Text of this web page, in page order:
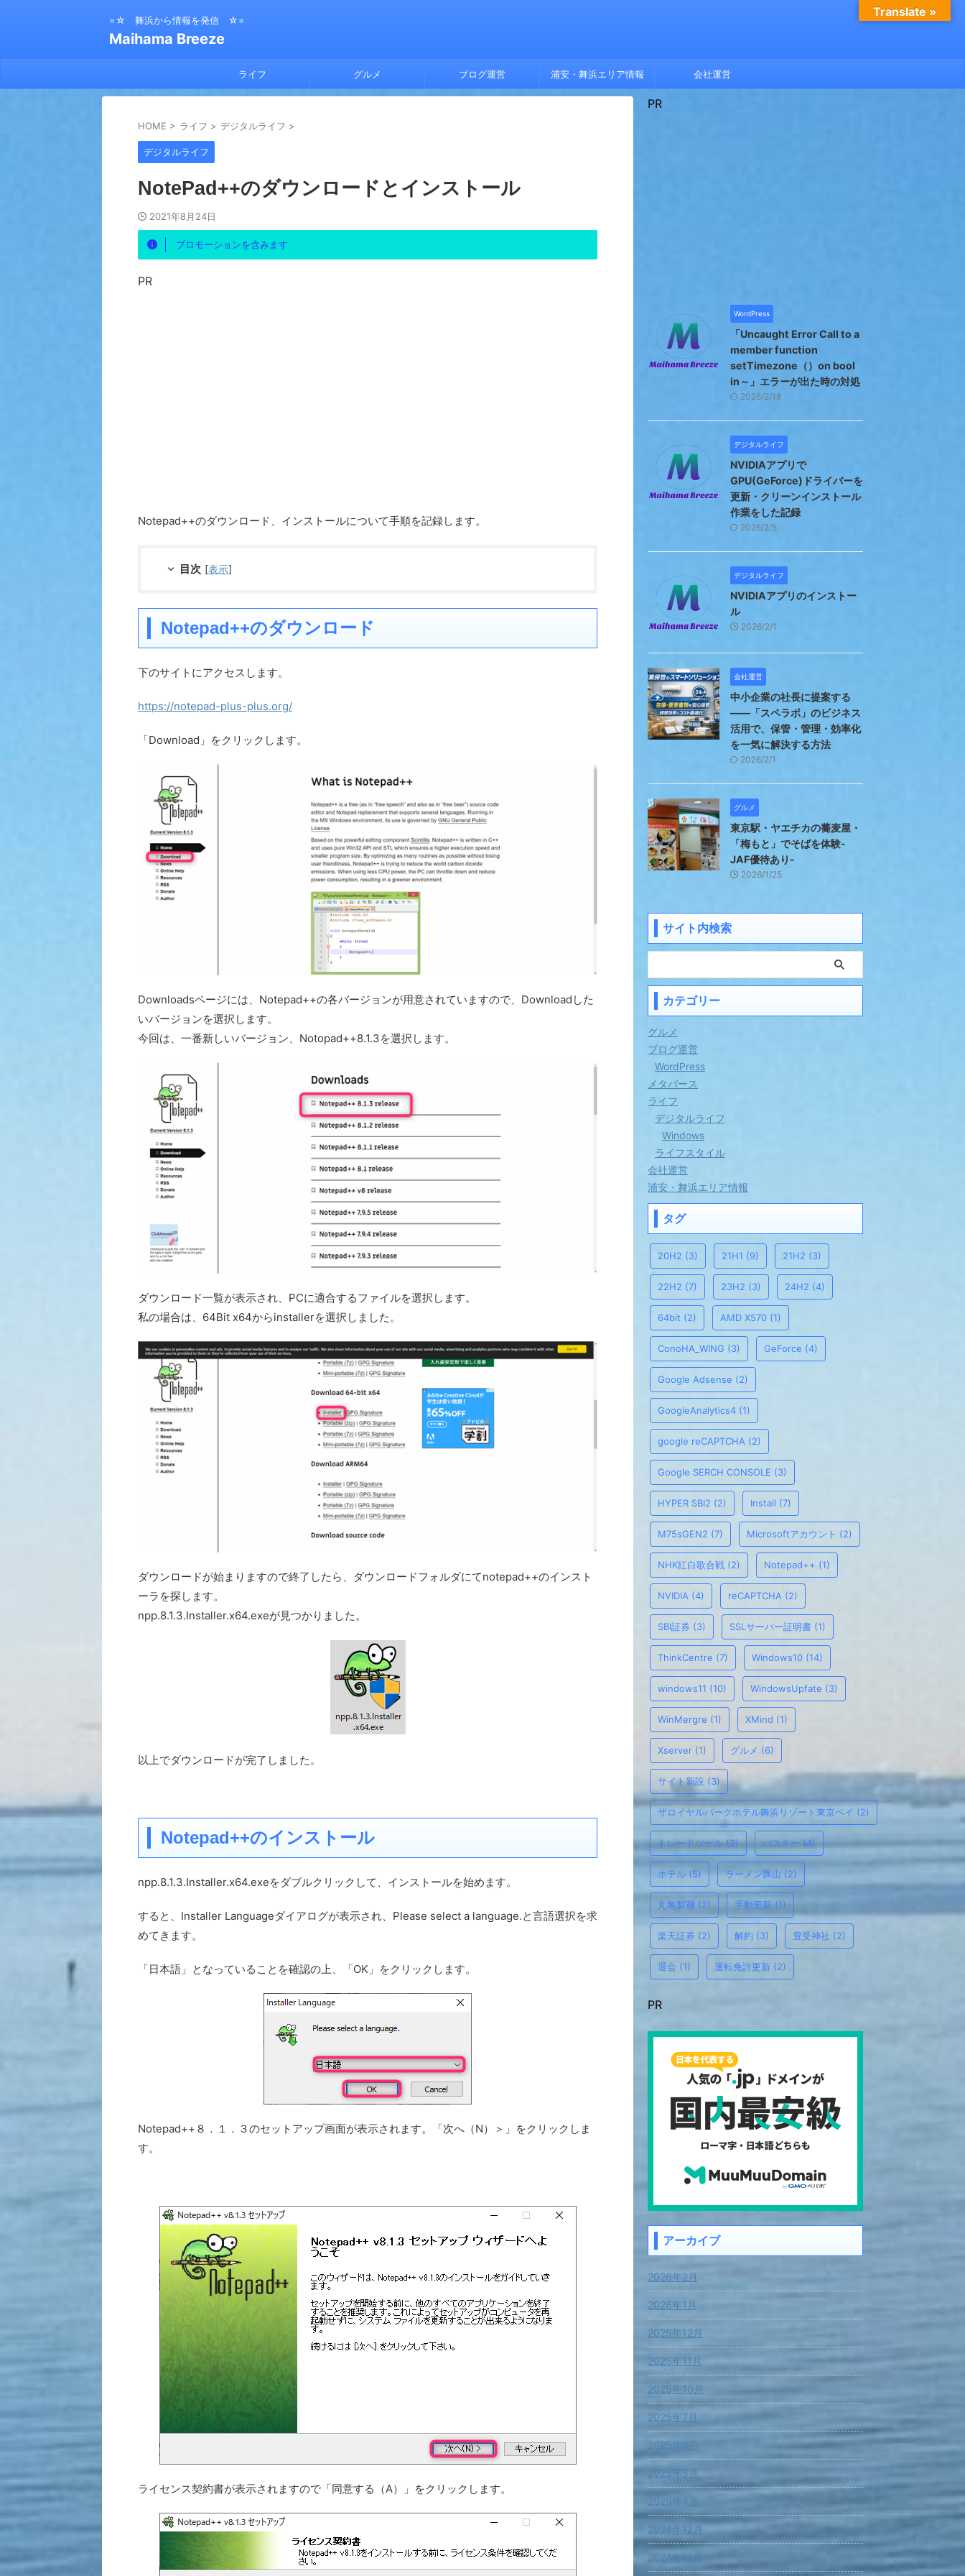
=☆ 舞浜から情報を発信 ☆=
Maihama Breeze
ライフ グルメ ブログ運営 浦安・舞浜エリア情報 会社運営
HOME > ライフ > デジタルライフ >
デジタルライフ
NotePad++のダウンロードとインストール
2021年8月24日
プロモーションを含みます
PR
Notepad++のダウンロード、インストールについて手順を記録します。
目次 [表示]
Notepad++のダウンロード
下のサイトにアクセスします。
https://notepad-plus-plus.org/
「Download」をクリックします。
Downloadsページには、Notepad++の各バージョンが用意されていますので、Downloadした
いバージョンを選択します。
今回は、一番新しいバージョン、Notopad++8.1.3を選択します。
ダウンロード一覧が表示され、PCに適合するファイルを選択します。
私の場合は、64Bit x64からinstallerを選択しました。
ダウンロードが始まりますので終了したら、ダウンロードフォルダにてnotepad++のインスト
ーラを探します。
npp.8.1.3.Installer.x64.exeが見つかりました。
以上でダウンロードが完了しました。
Notepad++のインストール
npp.8.1.3.Installer.x64.exeをダブルクリックして、インストールを始めます。
すると、Installer Languageダイアログが表示され、Please select a language.と言語選択を求
めてきます。
「日本語」となっていることを確認の上、「OK」をクリックします。
Notepad++８．１．３のセットアップ画面が表示されます。「次へ（N）＞」をクリックしま
す。
ライセンス契約書が表示されますので「同意する（A）」をクリックします。
PR
WordPress
「Uncaught Error Call to a
member function
setTimezone（）on bool
in～」エラーが出た時の対処
2026/2/18
デジタルライフ
NVIDIAアプリで
GPU(GeForce)ドライバーを
更新・クリーンインストール
作業をした記録
2026/2/5
デジタルライフ
NVIDIAアプリのインストー
ル
2026/2/1
会社運営
中小企業の社長に提案する
――「スペラボ」のビジネス
活用で、保管・管理・効率化
を一気に解決する方法
2026/2/1
グルメ
東京駅・ヤエチカの蕎麦屋・
「梅もと」でそばを体験-
JAF優待あり-
2026/1/25
サイト内検索
カテゴリー
グルメ
ブログ運営
WordPress
メタバース
ライフ
デジタルライフ
Windows
ライフスタイル
会社運営
浦安・舞浜エリア情報
タグ
20H2 (3) 21H1 (9) 21H2 (3)
22H2 (7) 23H2 (3) 24H2 (4)
64bit (2) AMD X570 (1)
ConoHA_WING (3) GeForce (4)
Google Adsense (2)
GoogleAnalytics4 (1)
google reCAPTCHA (2)
Google SERCH CONSOLE (3)
HYPER SBI2 (2) Install (7)
M75sGEN2 (7) Microsoftアカウント (2)
NHK紅白歌合戦 (2) Notepad++ (1)
NVIDIA (4) reCAPTCHA (2)
SBI証券 (3) SSLサーバー証明書 (1)
ThinkCentre (7) Windows10 (14)
windows11 (10) WindowsUpfate (3)
WinMergre (1) XMind (1)
Xserver (1) グルメ (6)
サイト新設 (3)
ザロイヤルパークホテル舞浜リゾート東京ベイ (2)
トレードツール(2) パスキー (4)
ホテル (5) ラーメン豚山 (2)
丸亀製麺 (2) 手動更新(1)
楽天証券 (2) 解約 (3) 豊受神社 (2)
退会 (1) 運転免許更新 (2)
PR
アーカイブ
2026年2月
2026年1月
2025年12月
2025年11月
2025年10月
2025年7月
2025年6月
2025年5月
2025年4月
2024年12月
2024年11月
Translate »